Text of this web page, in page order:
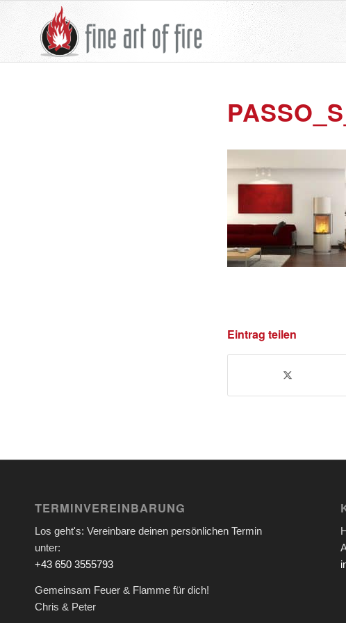
Eintrag teilen
TERMINVEREINBARUNG
Los geht's: Vereinbare deinen persönlichen Termin
unter:
+43 650 3555793
Gemeinsam Feuer & Flamme für dich!
Chris & Peter